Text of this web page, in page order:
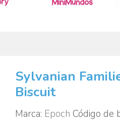
Sylvanian
Biscuit
Marca: Epoch Código de